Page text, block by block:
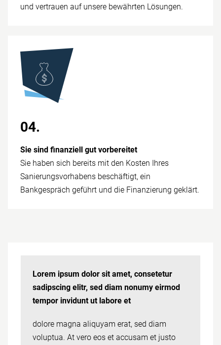
und vertrauen auf unsere be­währten Lö­sungen.
04.
Sie sind finan­ziell gut vor­bereitet
Sie haben sich bereits mit den Kosten Ihres
Sanierungsvorhabens beschäftigt, ein
Bankgespräch geführt und die Finanzierung geklärt.
Lorem ipsum dolor sit amet, consetetur
sadipscing elitr, sed diam nonumy eirmod
tempor invidunt ut labore et
dolore magna aliquyam erat, sed diam
voluptua. At vero eos et accusam et justo